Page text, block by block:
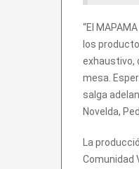
“El
los
exhaustivo,
mesa.
salga
Novelda,
La
Comunidad